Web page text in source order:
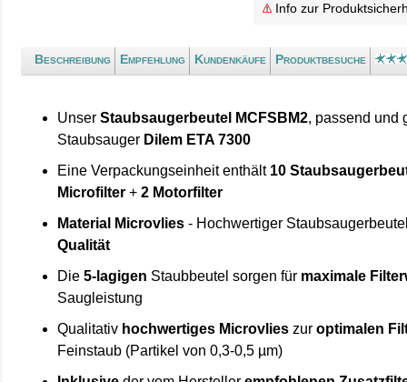
Info zur
Beschreibung Empfehlung Kundenkäufe Produktbesuche
UnserStaubsaugerbeutel MCFSBM2, passend und
Staubsauger Dilem ETA 7300
Eine Verpackungseinheit enthält 10
Microfilter +2 Motorfilter
Material Microvlies - Hochwertiger
Qualität
Die5-lagigen Staubbeutel sorgen für maximale
Saugleistung
Qualitativ hochwertiges Microvlies zuroptimalen
Feinstaub (Partikel von 0,3-0,5 µm)